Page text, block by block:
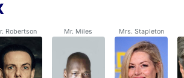
Robertson Mr. Miles Mrs. Stapleton